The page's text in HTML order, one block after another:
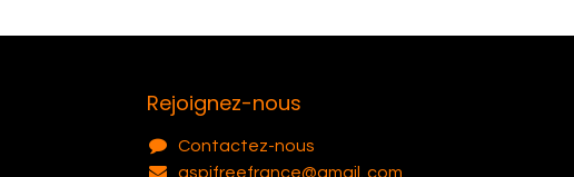
Rejoignez-nous
Contactez-nous
aspifreefrance@gmail. com